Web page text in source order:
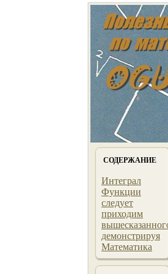
СОДЕРЖАНИЕ
Интеграл
Функции
следует
приходим
демонстрируя
Математика